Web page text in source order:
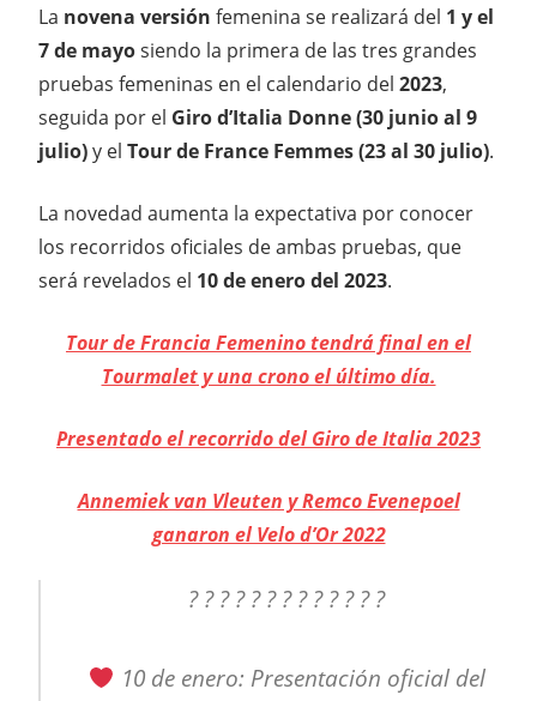
La novena versión femenina se realizará del 1 y el
7 de mayosiendo la primera de las tres grandes
pruebas femeninas en el calendario del 2023,
seguida por el Giro d’Italia Donne (30 junio al 9
julio)y el Tour de France Femmes (23 al 30 julio).
La novedad aumenta la expectativa por conocer
los recorridos oficiales de ambas pruebas, que
será revelados el 10 de enero del 2023.
Tour de Francia Femenino tendrá final en el
Tourmalet y una crono el último día.
Presentado el recorrido del Giro de Italia 2023
Annemiek van Vleuten y Remco Evenepoel
ganaron el Velo d’Or 2022
? ? ? ? ? ? ? ? ? ? ? ? ?
10 de enero: Presentación oficial del